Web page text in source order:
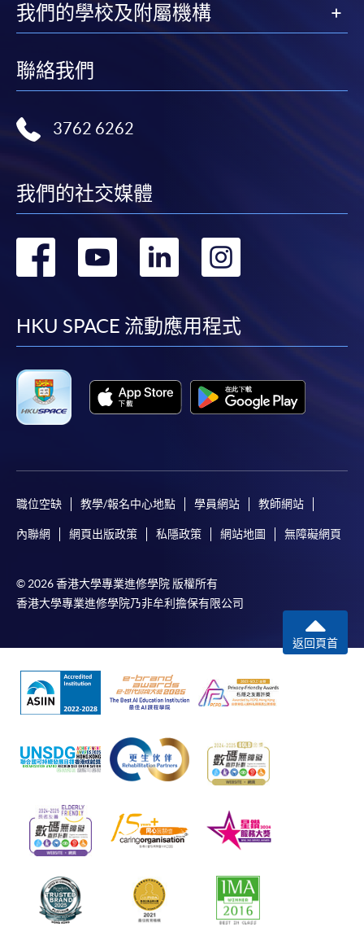
我們的學校及附屬機構
聯絡我們
3762 6262
我們的社交媒體
轉
facebook
轉
youtube
轉
linkedin
轉
HKU SPACE 流動應用程式
職位空缺 教學/報名中心地點 學員網站 教師網站
內聯網 網頁出版政策 私隱政策 網站地圖 無障礙網頁
© 2026 香港大學專業進修學院 版權所有
香港大學專業進修學院乃非牟利擔保有限公司
返回頁首